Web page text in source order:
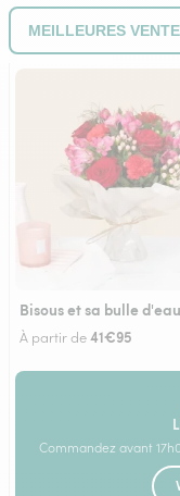
Bisous et sa bulle d'eau
À partir de41€95
Commandez avant